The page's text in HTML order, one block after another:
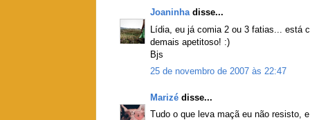
Joaninhadisse...
Lídia, eu já comia 2 ou 3 fatias... está
demais apetitoso! :)
Bjs
25 de novembro de 2007 às 22:47
Marizé disse...
Tudo o que leva maçã eu não resisto,